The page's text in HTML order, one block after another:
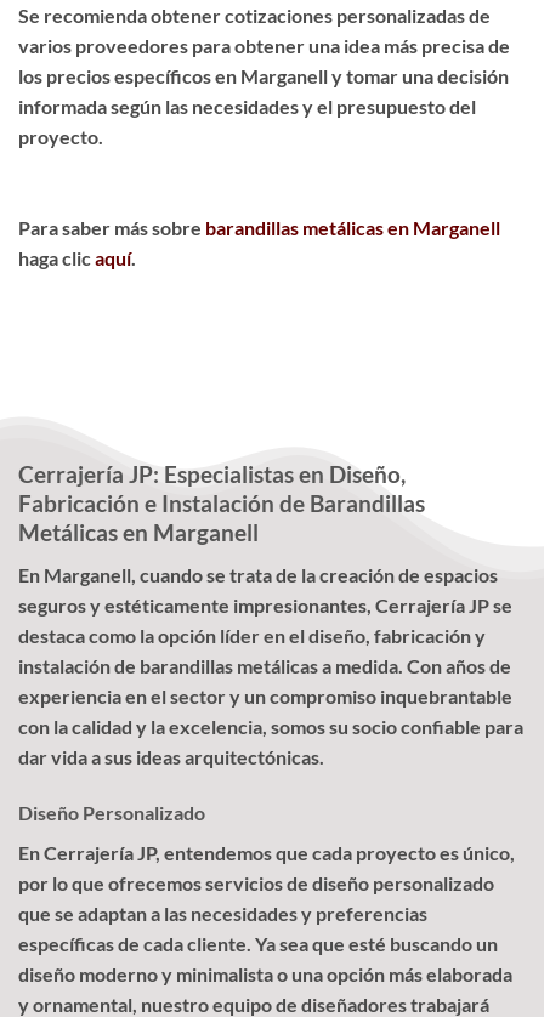
Se recomienda obtener cotizaciones personalizadas de
varios proveedores para obtener una idea más precisa de
los precios específicos en Marganell y tomar una decisión
informada según las necesidades y el presupuesto del
proyecto.
Para saber más sobre barandillas metálicas en Marganell
haga clicaquí.
Cerrajería JP: Especialistas en Diseño,
Fabricación e Instalación de Barandillas
Metálicas en Marganell
En Marganell, cuando se trata de la creación de espacios
seguros y estéticamente impresionantes, Cerrajería JP se
destaca como la opción líder en el diseño, fabricación y
instalación de barandillas metálicas a medida. Con años de
experiencia en el sector y un compromiso inquebrantable
con la calidad y la excelencia, somos su socio confiable para
dar vida a sus ideas arquitectónicas.
Diseño Personalizado
En Cerrajería JP, entendemos que cada proyecto es único,
por lo que ofrecemos servicios de diseño personalizado
que se adaptan a las necesidades y preferencias
específicas de cada cliente. Ya sea que esté buscando un
diseño moderno y minimalista o una opción más elaborada
y ornamental, nuestro equipo de diseñadores trabajará